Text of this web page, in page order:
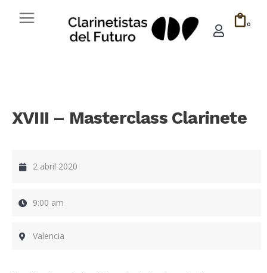
0
XVIII – Masterclass Clarinete
2 abril 2020
9:00 am
Valencia